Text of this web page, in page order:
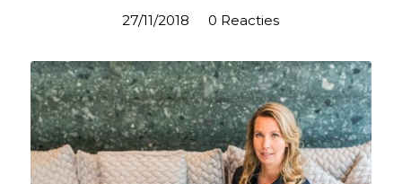
27/11/2018
/ 0 Reacties